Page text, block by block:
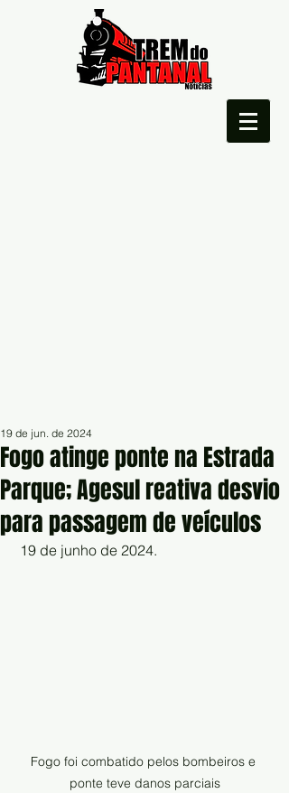
Fogo atinge ponte na Estrada
Parque; Agesul reativa desvio
para passagem de veículos
19 de jun. de 2024
19 de junho de 2024.
Fogo foi combatido pelos bombeiros e
ponte teve danos parciais